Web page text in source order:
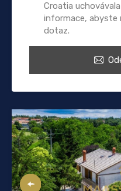
Croatia
informace, abyste
dotaz.